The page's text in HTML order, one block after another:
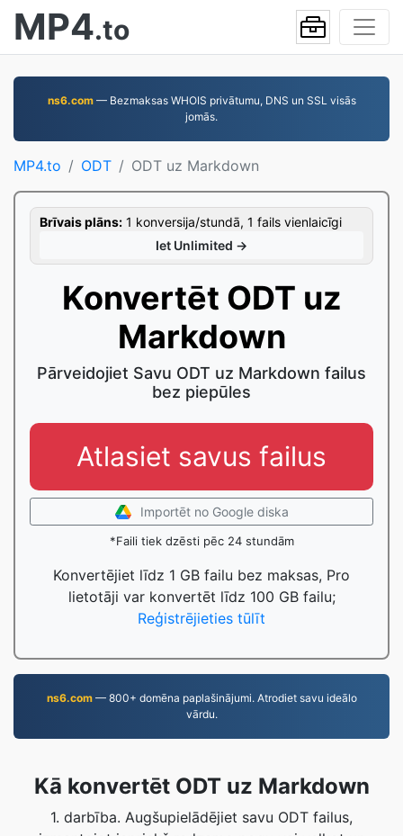
MP4.to
ns6.com— Bezmaksas WHOIS privātumu, DNS un SSL visās
jomās.
MP4.to ODT ODT uz Markdown
Brīvais plāns: 1 konversija/stundā, 1 fails vienlaicīgi
Iet Unlimited →
Konvertēt ODT uz
Markdown
Pārveidojiet Savu ODT uz Markdown failus
bez piepūles
Atlasiet savus failus
Importēt no Google diska
*Faili tiek dzēsti pēc 24 stundām
Konvertējiet līdz 1 GB failu bez maksas, Pro
lietotāji var konvertēt līdz 100 GB failu;
Reģistrējieties tūlīt
ns6.com— 800+ domēna paplašinājumi. Atrodiet savu ideālo
vārdu.
Kā konvertēt ODT uz Markdown
1. darbība. Augšupielādējiet savu ODT failus,